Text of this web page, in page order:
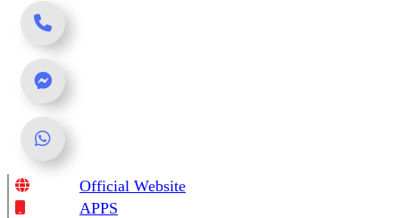
Online News Portal
Official Website
APPS